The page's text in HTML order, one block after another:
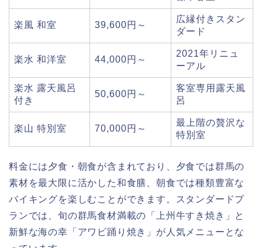
楽風 和室 39,600円～
広縁付きスタン
ダード
楽水 和洋室 44,000円～
2021年リニュ
ーアル
楽水 露天風呂
付き
50,600円～
客室専用露天風
呂
楽山 特別室 70,000円～
最上階の贅沢な
特別室
料金には夕食・朝食が含まれており、夕食では群馬の
素材を最大限に活かした和食膳、朝食では種類豊富な
バイキングを楽しむことができます。スタンダードプ
ランでは、旬の群馬食材満載の「上州牛すき焼き」と
新鮮な海の幸「アワビ踊り焼き」が人気メニューとな